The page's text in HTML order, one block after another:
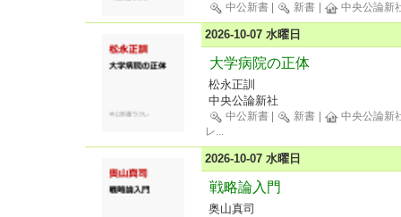
中公新書 新書 中央公論新
2026-10-07 水曜日
大学病院の正体
松永正訓
中央公論新社
中公新書 新書
中央公論新
レ...
2026-10-07 水曜日
戦略論入門
奥山真司